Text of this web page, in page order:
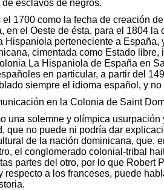
esclavos de negros.
el 1700 como la fecha de creación
en el Oeste de ésta, para el 1804
Hispaniola perteneciente a
cimentada como Estado
La Hispaniola de España en
en particular, a partir del
siempre el idioma español, y
en la Colonia de Saint
una solemne y olímpica
que no puede ni podría dar
de la nación dominicana, que,
el conglomerado colonial-tribal
partes del otro, por lo que
a los franceses, puede